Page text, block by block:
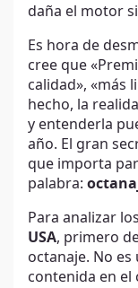
daña el motor
Es hora de
cree que
calidad», «más
hecho, la
y entenderla
año. El gran
que importa
palabra:
Para analizar
USA, primero
octanaje. No es
contenida en el